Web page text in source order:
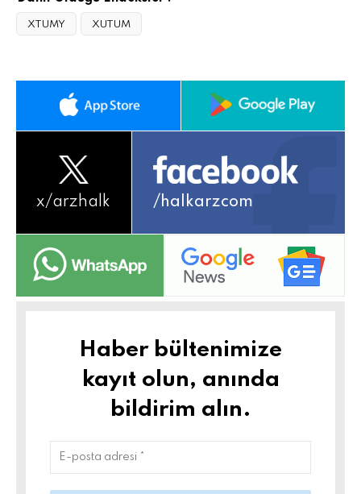
XTUMY XUTUM
x/arzhalk /halkarzcom
Haber bültenimize
kayıt olun, anında
bildirim alın.